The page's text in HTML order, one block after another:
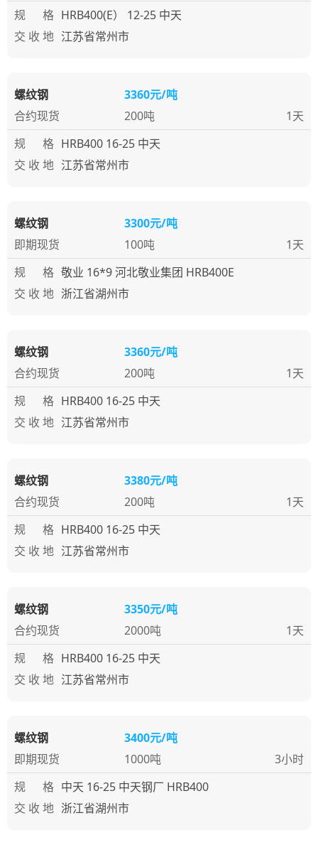
规 格 HRB400(E） 12-25 中天
交 收 地 江苏省常州市
螺纹钢
3360元/吨
合约现货
200吨
1天
规 格 HRB400 16-25 中天
交 收 地 江苏省常州市
螺纹钢
3300元/吨
即期现货
100吨
1天
规 格 敬业 16*9 河北敬业集团 HRB400E
交 收 地 浙江省湖州市
螺纹钢
3360元/吨
合约现货
200吨
1天
规 格 HRB400 16-25 中天
交 收 地 江苏省常州市
螺纹钢
3380元/吨
合约现货
200吨
1天
规 格 HRB400 16-25 中天
交 收 地 江苏省常州市
螺纹钢
3350元/吨
合约现货
2000吨
1天
规 格 HRB400 16-25 中天
交 收 地 江苏省常州市
螺纹钢
3400元/吨
即期现货
1000吨
3小时
规 格 中天 16-25 中天钢厂 HRB400
交 收 地 浙江省湖州市